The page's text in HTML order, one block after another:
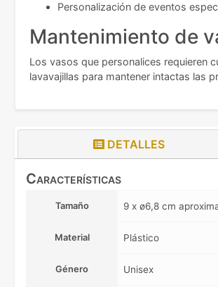
Personalización de eventos
Mantenimiento de
Los vasos que personalices requieren
lavavajillas para mantener intactas las
DETALLES
Características
Tamaño 9 x ø6,8 cm
Material Plástico
Género Unisex